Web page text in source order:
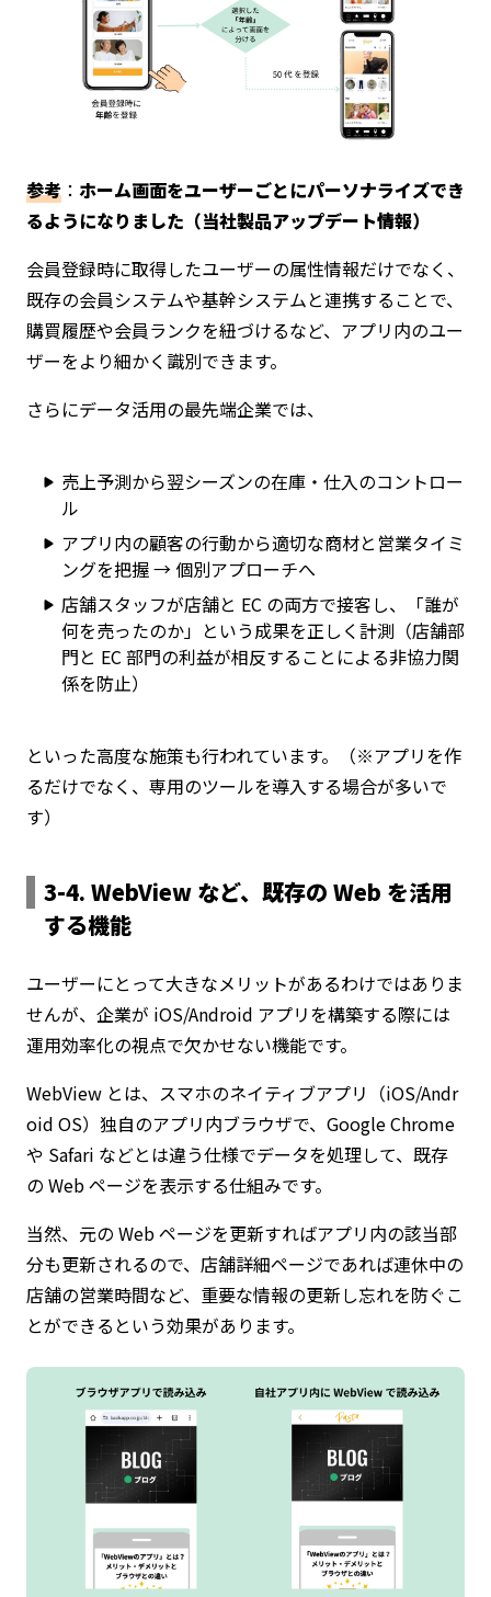
参考 ： ホーム画面をユーザーごとにパーソナライズでき
るようになりました（当社製品アップデート情報）
会員登録時に取得したユーザーの属性情報だけでなく、
既存の会員システムや基幹システムと連携することで、
購買履歴や会員ランクを紐づけるなど、アプリ内のユー
ザーをより細かく識別できます。
さらにデータ活用の最先端企業では、
売上予測から翌シーズンの在庫・仕入のコントロー
ル
アプリ内の顧客の行動から適切な商材と営業タイミ
ングを把握 → 個別アプローチへ
店舗スタッフが店舗と EC の両方で接客し、「誰が
何を売ったのか」という成果を正しく計測（店舗部
門と EC 部門の利益が相反することによる非協力関
係を防止）
といった高度な施策も行われています。（※アプリを作
るだけでなく、専用のツールを導入する場合が多いで
す）
3-4. WebView など、既存の Web を活用
する機能
ユーザーにとって大きなメリットがあるわけではありま
せんが、企業が iOS/Android アプリを構築する際には
運用効率化の視点で欠かせない機能です。
WebView とは、スマホのネイティブアプリ（iOS/Andr
oid OS）独自のアプリ内ブラウザで、Google Chrome
や Safari などとは違う仕様でデータを処理して、既存
の Web ページを表示する仕組みです。
当然、元の Web ページを更新すればアプリ内の該当部
分も更新されるので、店舗詳細ページであれば連休中の
店舗の営業時間など、重要な情報の更新し忘れを防ぐこ
とができるという効果があります。